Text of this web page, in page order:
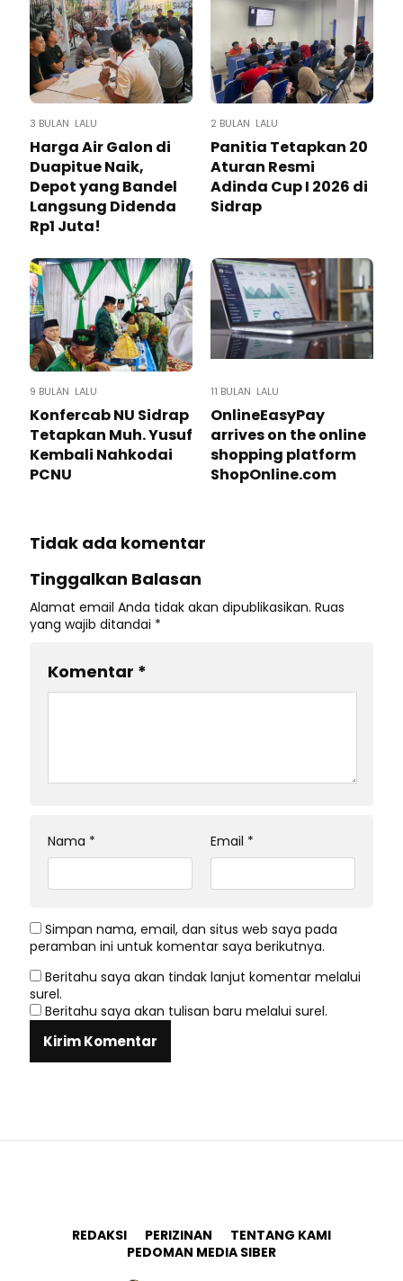
3 BULAN LALU
Harga Air Galon di
Duapitue Naik,
Depot yang Bandel
Langsung Didenda
Rp1 Juta!
2 BULAN LALU
Panitia Tetapkan 20
Aturan Resmi
Adinda Cup I 2026 di
Sidrap
9 BULAN LALU
Konfercab NU Sidrap
Tetapkan Muh. Yusuf
Kembali Nahkodai
PCNU
11 BULAN LALU
OnlineEasyPay
arrives on the online
shopping platform
ShopOnline.com
Tidak ada komentar
Tinggalkan Balasan
Alamat email Anda tidak akan dipublikasikan. Ruas
yang wajib ditandai *
Komentar *
Nama * Email *
Simpan nama, email, dan situs web saya pada
peramban ini untuk komentar saya berikutnya.
Beritahu saya akan tindak lanjut komentar melalui
surel.
Beritahu saya akan tulisan baru melalui surel.
REDAKSI PERIZINAN
TENTANG KAMI
PEDOMAN MEDIA SIBER